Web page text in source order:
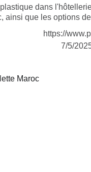
dans
ainsi que les options
https://
7/5/